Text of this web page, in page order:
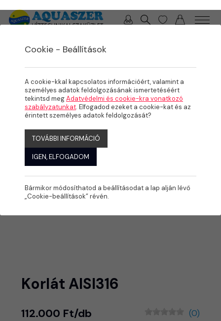
Korlát AISI316
112.000 Ft/db (0)
Cookie - Beállítások
A cookie-kkal kapcsolatos információért, valamint a
személyes adatok feldolgozásának ismertetéséért
tekintsd megAdatvédelmi és cookie-kra vonatkozó
szabályzatunkat. Elfogadod ezeket a cookie-kat és az
érintett személyes adatok feldolgozását?
TOVÁBBI INFORMÁCIÓ
IGEN, ELFOGADOM
Bármikor módosíthatod a beállításodat a lap alján lévő
„Cookie-beállítások” révén.